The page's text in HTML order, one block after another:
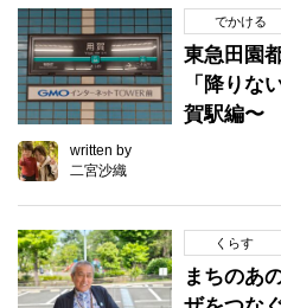
でかける
東急田園
「降りな
賀駅編〜
written by
二宮沙織
くらす
まちのあ